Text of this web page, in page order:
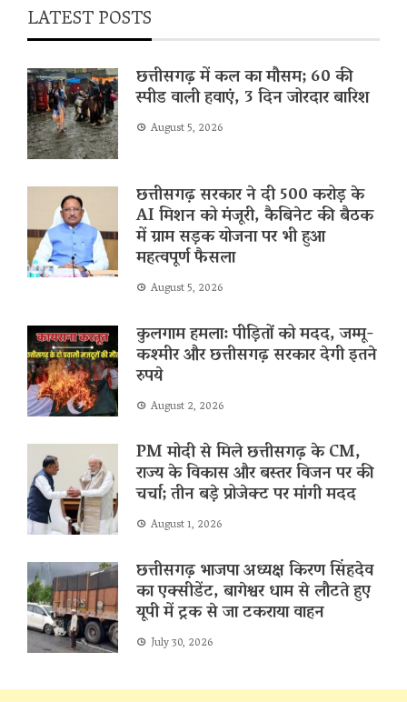
LATEST POSTS
छत्तीसगढ़ में कल का मौसम; 60 की
स्पीड वाली हवाएं, 3 दिन जोरदार बारिश
August 5, 2026
छत्तीसगढ़ सरकार ने दी 500 करोड़ के
AI मिशन को मंजूरी, कैबिनेट की बैठक
में ग्राम सड़क योजना पर भी हुआ
महत्वपूर्ण फैसला
August 5, 2026
कुलगाम हमला: पीड़ितों को मदद, जम्मू-
कश्मीर और छत्तीसगढ़ सरकार देगी इतने
रुपये
August 2, 2026
PM मोदी से मिले छत्तीसगढ़ के CM,
राज्य के विकास और बस्तर विजन पर की
चर्चा; तीन बड़े प्रोजेक्ट पर मांगी मदद
August 1, 2026
छत्तीसगढ़ भाजपा अध्यक्ष किरण सिंहदेव
का एक्सीडेंट, बागेश्वर धाम से लौटते हुए
यूपी में ट्रक से जा टकराया वाहन
July 30, 2026